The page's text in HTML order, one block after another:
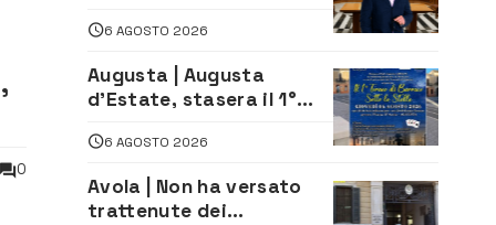
0
«La proposta è nostra»
6 AGOSTO 2026
Augusta | Augusta
d’Estate, stasera il 1°
le Stelle: piazza
D’Astorga già sold out
6 AGOSTO 2026
Avola | Non ha versato
trattenute dei